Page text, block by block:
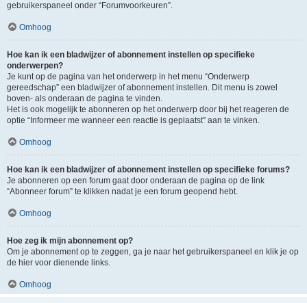
gebruikerspaneel onder “Forumvoorkeuren”.
Omhoog
Hoe kan ik een bladwijzer of abonnement instellen op specifieke
onderwerpen?
Je kunt op de pagina van het onderwerp in het menu “Onderwerp
gereedschap” een bladwijzer of abonnement instellen. Dit menu is zowel
boven- als onderaan de pagina te vinden.
Het is ook mogelijk te abonneren op het onderwerp door bij het reageren de
optie “Informeer me wanneer een reactie is geplaatst” aan te vinken.
Omhoog
Hoe kan ik een bladwijzer of abonnement instellen op specifieke forums?
Je abonneren op een forum gaat door onderaan de pagina op de link
“Abonneer forum” te klikken nadat je een forum geopend hebt.
Omhoog
Hoe zeg ik mijn abonnement op?
Om je abonnement op te zeggen, ga je naar het gebruikerspaneel en klik je op
de hier voor dienende links.
Omhoog